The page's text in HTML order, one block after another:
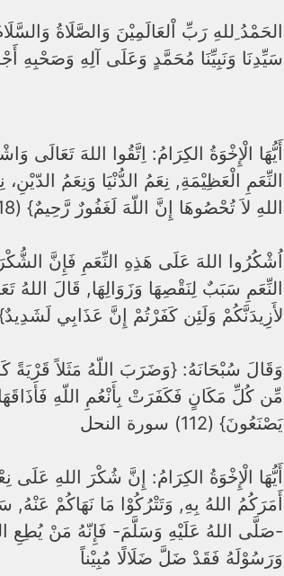
الحَمْدُ ِللهِ رَبِّ اْلعَالَمِيْنَ وَالصَّلَاةُ
سَيِّدِنَا وَنَبِيِّنَا مُحَمَّدٍ وَعَلَى آلِهِ وَصَحْبِهِ
أَيُّهَا الْإِخْوَةُ الكِرَامُ: اِتَّقُوا اللهَ
النِّعَمِ الْعَظِيْمَةِ, نِعَمُ الدُّنْيَا وَنِعَمُ
اللهِ لاَ تُحْصُوهَا إِنَّ اللّهَ لَغَفُورٌ رَّحِيمٌ} (18) سورة النحل
النِّعَمِ سَبَبٌ لِنَقْصِهَا وَزَوَالِهَا, قَالَ اللهُ
لأَزِيدَنَّكُمْ وَلَئِن كَفَرْتُمْ إِنَّ عَذَابِي لَشَدِيدٌ} (7) سورة
مِّن كُلِّ مَكَانٍ فَكَفَرَتْ بِأَنْعُمِ اللّهِ
يَصْنَعُونَ} (112) سورة النحل
أَيُّهَا الْإِخْوَةُ الكِرَامُ: إِنَّ شُكْرَ اللهِ عَلَى
أَمَرَكُمُ اللهُ بِهِ, وَتَتْرُكُوْا مَا نَهَاكُمْ
-صَلَّى اللهُ عَلَيْهِ وَسَلَّمَ- فَإِنّهُ مَنْ يُطِعِ
وَرَسُوْلَهُ فَقَدْ ضَلَّ ضَلَالًا مُبِيْناً